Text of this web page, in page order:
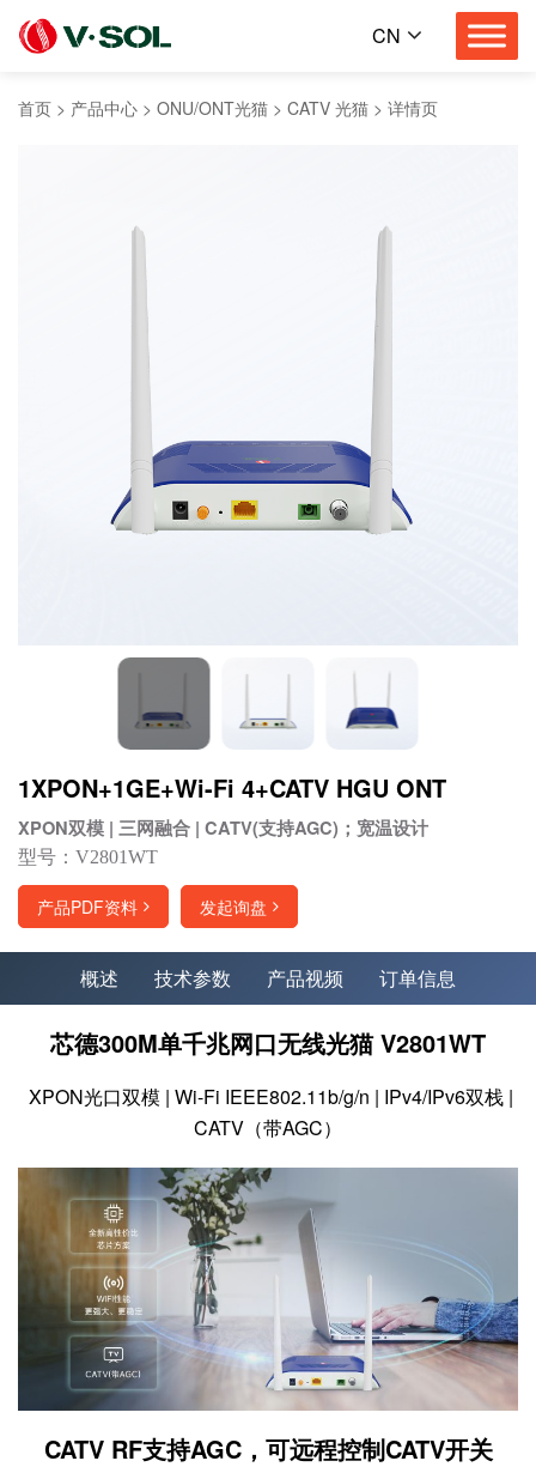
CN
首页 > 产品中心 > ONU/ONT光猫 > CATV 光猫 > 详情页
1XPON+1GE+Wi-Fi 4+CATV HGU ONT
XPON双模 | 三网融合 | CATV(支持AGC)；宽温设计
型号：V2801WT
产品PDF资料 发起询盘
概述 技术参数 产品视频 订单信息
芯德300M单千兆网口无线光猫 V2801WT
XPON光口双模 | Wi-Fi IEEE802.11b/g/n | IPv4/IPv6双栈 |
CATV（带AGC）
CATV RF支持AGC，可远程控制CATV开关